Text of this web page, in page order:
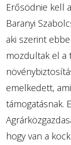
Erősödnie kell
Baranyi
aki szerint
mozdultak el a
emelkedett,
támogatásnak.
hogy van a